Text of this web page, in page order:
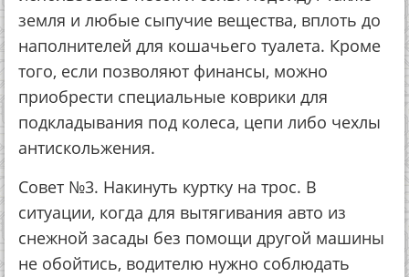
земля и любые сыпучие вещества, вплоть до
наполнителей для кошачьего туалета. Кроме
того, если позволяют финансы, можно
приобрести специальные коврики для
подкладывания под колеса, цепи либо чехлы
антискольжения.
Совет №3. Накинуть куртку на трос. В
ситуации, когда для вытягивания авто из
снежной засады без помощи другой машины
не обойтись, водителю нужно соблюдать